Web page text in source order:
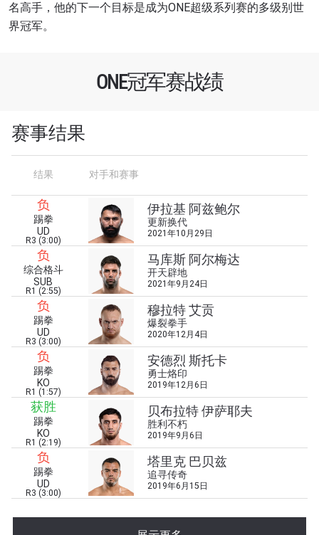
名高手，他的下一个目标是成为ONE超级系列赛的多级别世
界冠军。
ONE冠军赛战绩
赛事结果
结果 对手和赛事
负
踢拳
UD
R3 (3:00)
伊拉基 阿兹鲍尔
更新换代
2021年10月29日
负
综合格斗
SUB
R1 (2:55)
马库斯 阿尔梅达
开天辟地
2021年9月24日
负
踢拳
UD
R3 (3:00)
穆拉特 艾贡
爆裂拳手
2020年12月4日
负
踢拳
KO
R1 (1:57)
安德烈 斯托卡
勇士烙印
2019年12月6日
获胜
踢拳
KO
R1 (2:19)
贝布拉特 伊萨耶夫
胜利不朽
2019年9月6日
负
踢拳
UD
R3 (3:00)
塔里克 巴贝兹
追寻传奇
2019年6月15日
查看集锦
浏览了解更多
在任何地域观看ONE冠军赛，现在注册获得权限了
解最新资讯、解锁特别福利以及优先机遇获得直播
场次的最佳座位！
邮箱
名字
订阅
提交此表格签署弹出免责声明，即表示您同意我们
的隐私政策，我们将收集、使用和披露您的信息。
您可以随时取消订阅这些信息。